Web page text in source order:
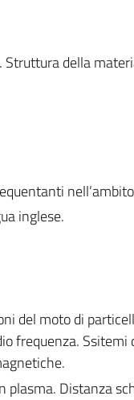
Struttura della
inglese.
del moto di
frequenza. Ssitemi
plasma. Distanza